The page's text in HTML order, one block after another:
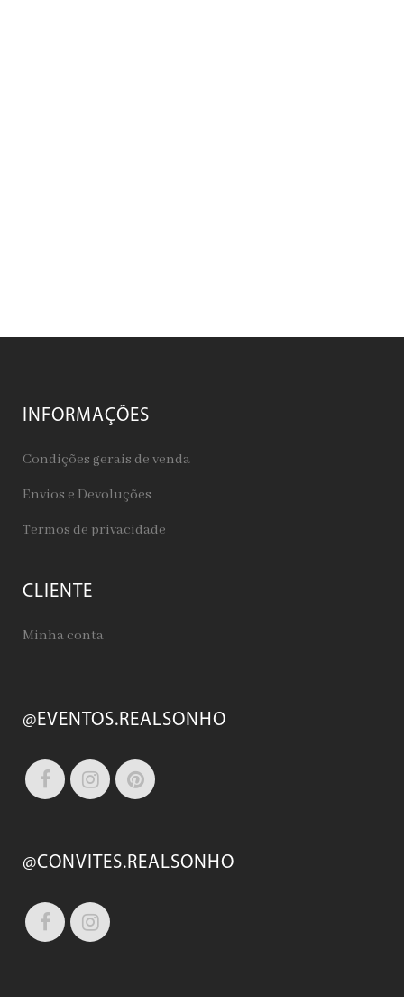
INFORMAÇÕES
Condições gerais de venda
Envios e Devoluções
Termos de privacidade
CLIENTE
Minha conta
@EVENTOS.REALSONHO
@CONVITES.REALSONHO